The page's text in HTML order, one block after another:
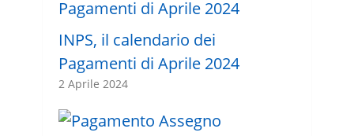
INPS, il calendario dei
Pagamenti di Aprile 2024
2 Aprile 2024